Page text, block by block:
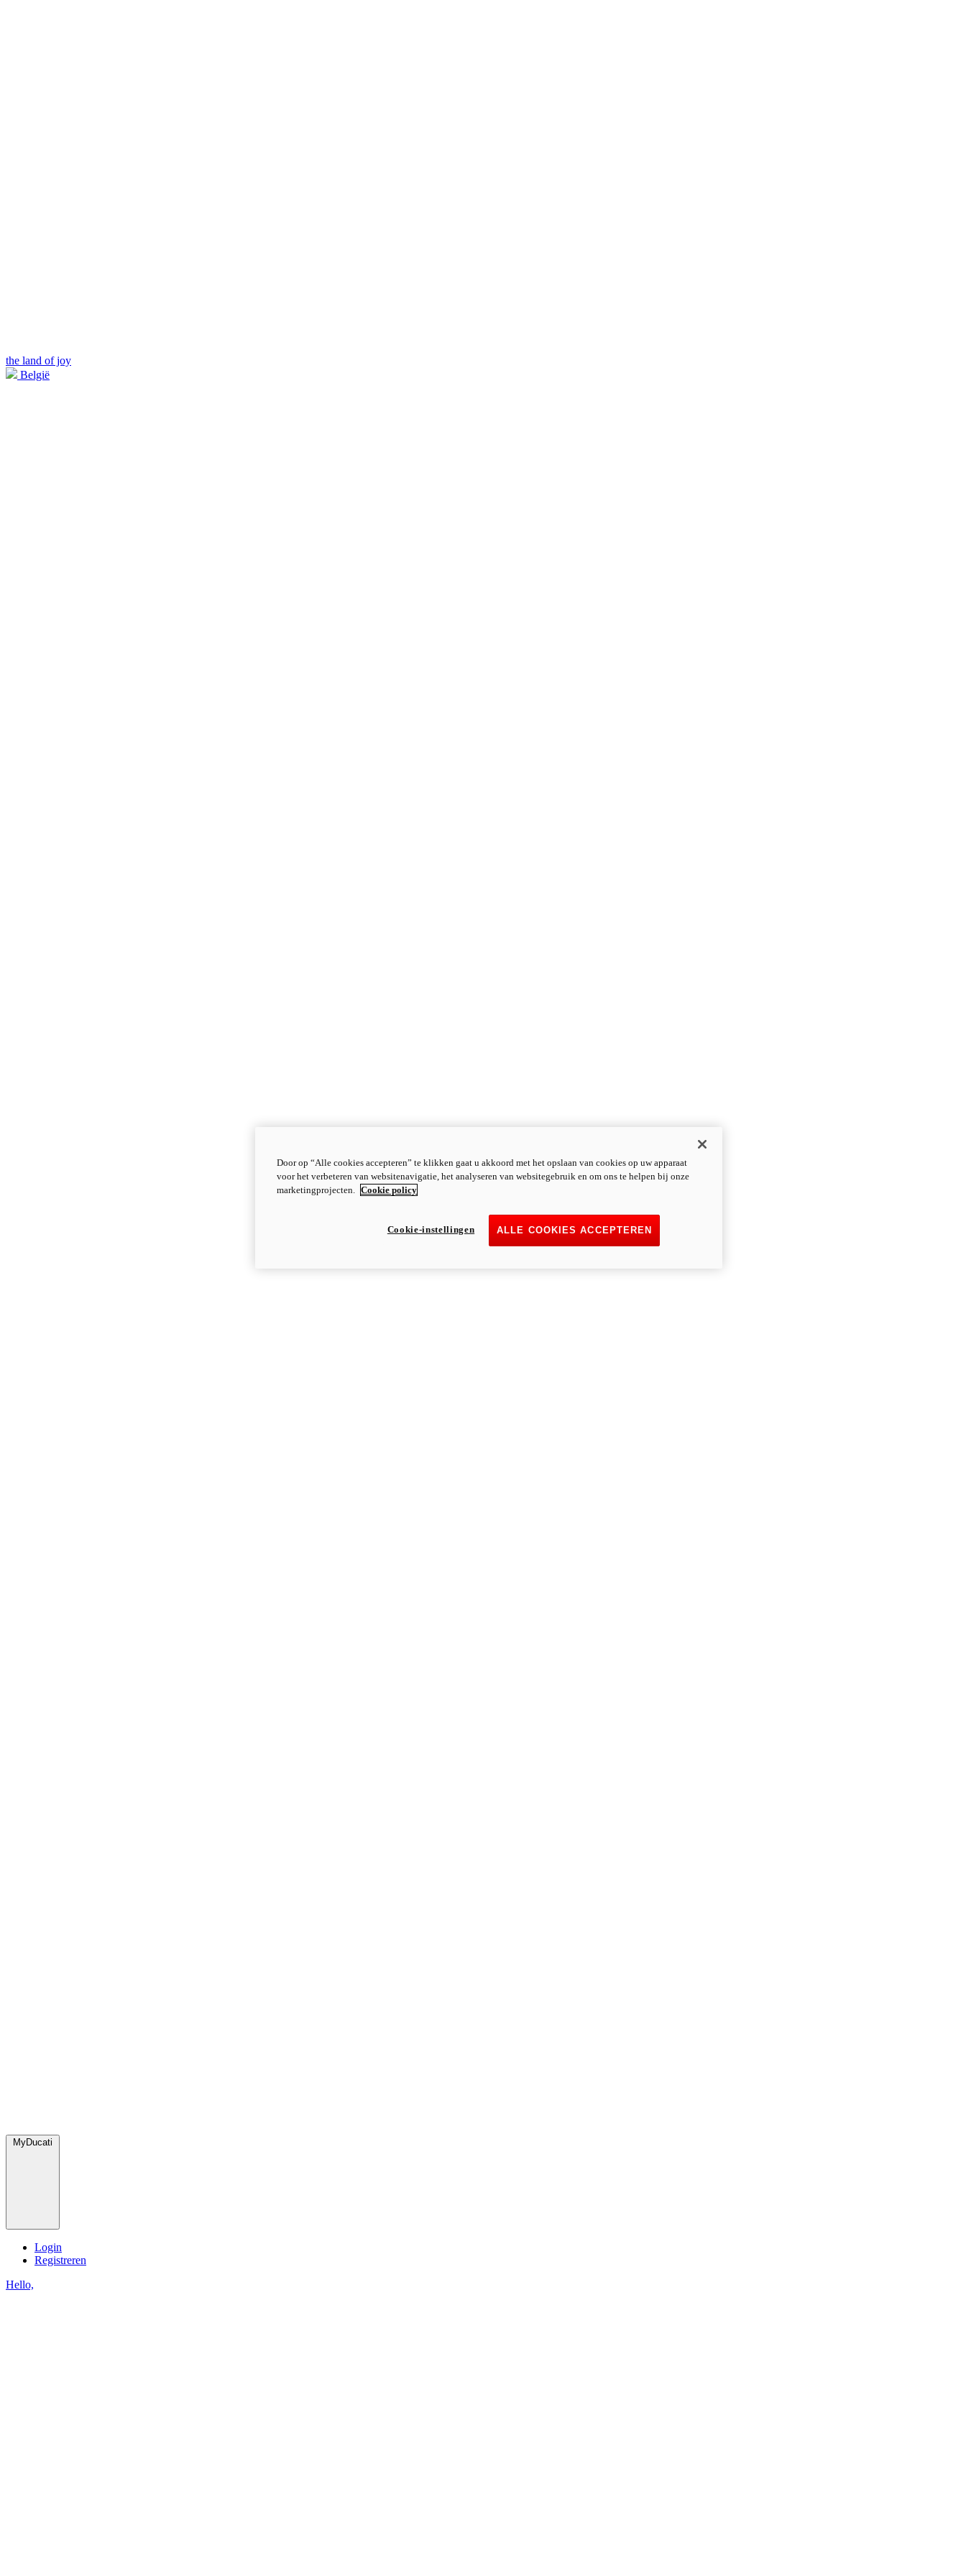
the land of joy
België
MyDucati
Login
Registreren
Hello,
Door op “Alle cookies accepteren” te klikken gaat u akkoord met het opslaan van cookies op uw apparaat
voor het verbeteren van websitenavigatie, het analyseren van websitegebruik en om ons te helpen bij onze
marketingprojecten. Cookie policy
ALLE COOKIES ACCEPTEREN
Cookie-instellingen